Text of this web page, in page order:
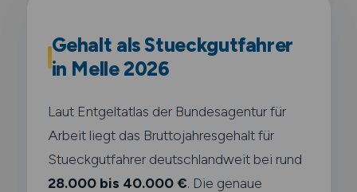
Gehalt als Stueckgutfahrer
in Melle 2026
Laut Entgeltatlas der Bundesagentur für
Arbeit liegt das Bruttojahresgehalt für
Stueckgutfahrer deutschlandweit bei rund
28.000 bis 40.000 €. Die genaue